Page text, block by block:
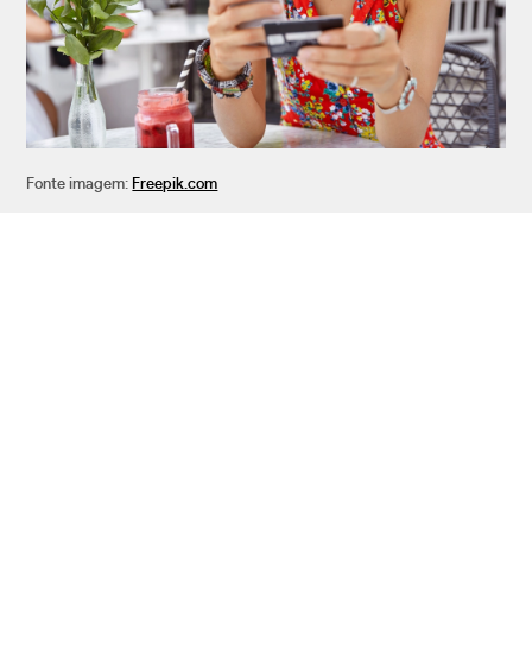
Fonte imagem: Freepik.com